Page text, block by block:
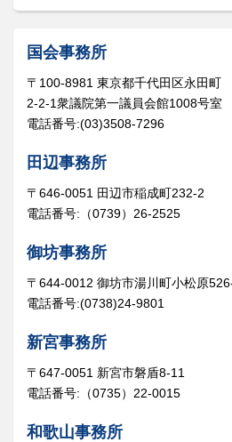
国会事務所
〒100-8981 東京都千代田区永田町
2-2-1衆議院第一議員会館1008号室
電話番号:(03)3508-7296
田辺事務所
〒646-0051 田辺市稲成町232-2
電話番号:（0739）26-2525
御坊事務所
〒644-0012 御坊市湯川町小松原
電話番号:(0738)24-9801
新宮事務所
〒647-0051 新宮市磐盾8-11
電話番号:（0735）22-0015
和歌山事務所